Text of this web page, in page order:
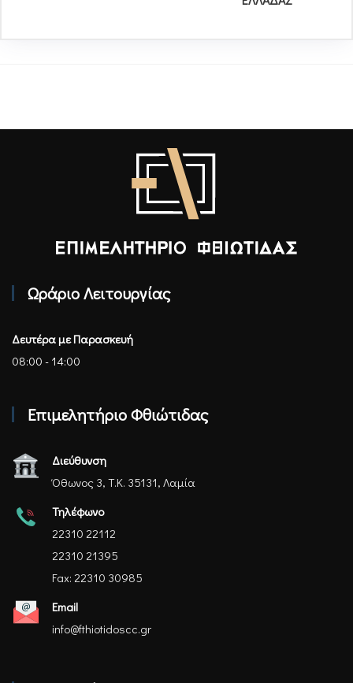
Ωράριο Λειτουργίας
Δευτέρα με Παρασκευή
08:00 - 14:00
Επιμελητήριο Φθιώτιδας
Διεύθυνση
Όθωνος 3, Τ.Κ. 35131, Λαμία
Τηλέφωνο
22310 22112
22310 21395
Fax: 22310 30985
Email
info@fthiotidoscc.gr